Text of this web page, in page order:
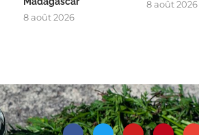
8 août 2026
8 août 2026